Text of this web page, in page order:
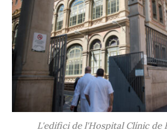
L'edifici de l'Hospital Clínic de